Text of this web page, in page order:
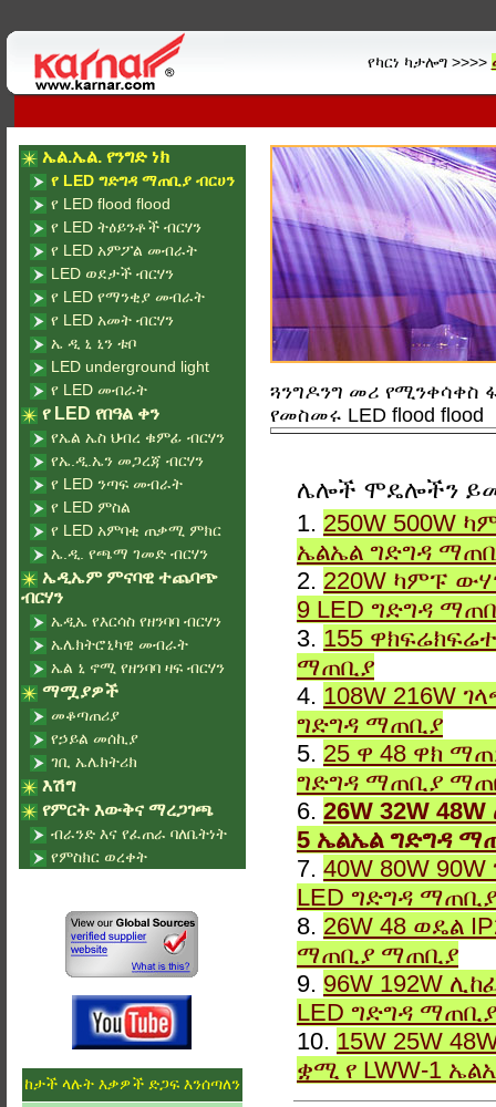
የካርነ ካታሎግ >>>>
ጓንግዶንግ መሪ የሚንቀሳቀስ
የመስመሩ LED flood flood
ሌሎች ሞዴሎችን
1. 250W 500W
ኤልኤል ግድግዳ
2. 220W ካምፑ
9 LED ግድግዳ
3. 155
ማጠቢያ
4. 108W 216W
ግድግዳ ማጠቢያ
5. 25 ዋ 48 ዋክ
ግድግዳ ማጠቢያ
6. 26W 32W
5 ኤልኤል ግድግዳ
7. 40W 80W
LED ግድግዳ ማጠቢያ
8. 26W 48 ወዴል
ማጠቢያ ማጠቢያ
9. 96W 192W
LED ግድግዳ ማጠቢያ
10. 15W 25W
ቋሚ የ LWW-1
ኤል.ኤል. የንግድ ነክ
የ LED ግድግዳ ማጠቢያ ብርሀን
የ LED flood flood
የ LED ትዕይንቶች ብርሃን
የ LED አምፖል መብራት
LED ወደታች ብርሃን
የ LED የማንቂያ መብራት
የ LED አመት ብርሃን
ኤ ዲ ኒ ኒን ቱቦ
LED underground light
የ LED መብራት
የ LED የበዓል ቀን
የኤል ኤስ ህብረ ቁምፊ ብርሃን
የኤ.ዲ.ኤን መጋረጃ ብርሃን
የ LED ንጣፍ መብራት
የ LED ምስል
የ LED አምባቂ ጠቃሚ ምክር
ኤ.ዲ. የጫማ ገመድ ብርሃን
ኤዲኤም ምናባዊ ተጨባጭ
ብርሃን
ኤዲኤ የእርሳስ የዘንባባ ብርሃን
ኤሌክትሮኒካዊ መብራት
ኤል ኒ ኖሚ የዘንባባ ዛፍ ብርሃን
ማሟያዎች
መቆጣጠሪያ
የኃይል መሰኪያ
ገቢ ኤሌክትሪክ
እሽግ
የምርት እውቅና ማረጋገጫ
ብራንድ እና የፈጠራ ባለቤትነት
የምስክር ወረቀት
ከታች ላሉት እቃዎች ድጋፍ እንሰጣለን